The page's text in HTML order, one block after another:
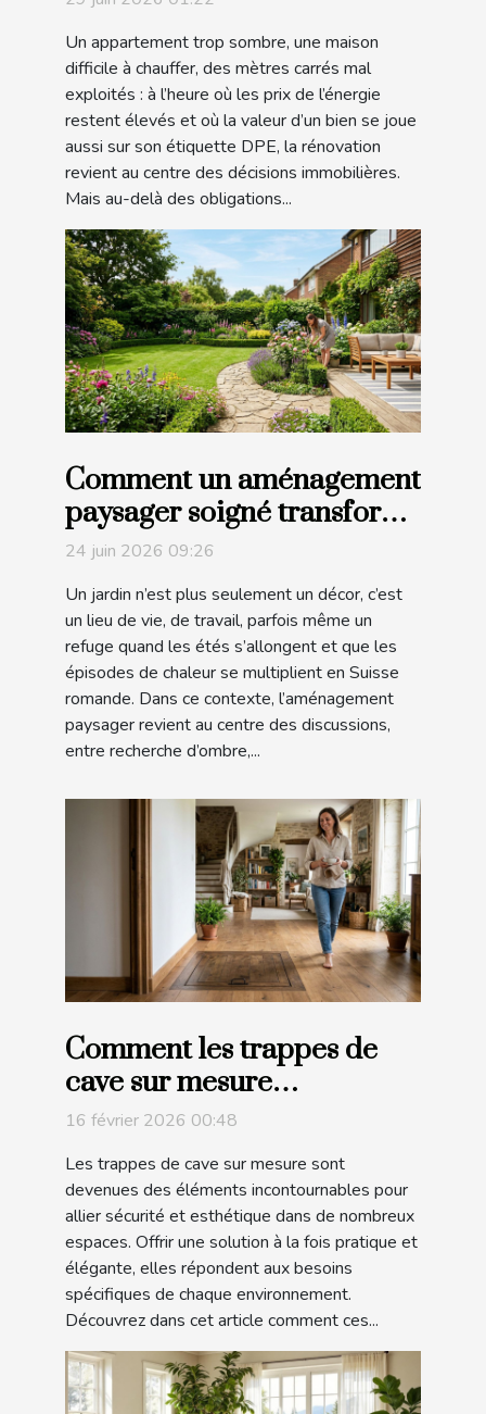
votre habitat
Un appartement trop sombre, une maison
difficile à chauffer, des mètres carrés mal
exploités : à l’heure où les prix de l’énergie
restent élevés et où la valeur d’un bien se joue
aussi sur son étiquette DPE, la rénovation
revient au centre des décisions immobilières.
Mais au-delà des obligations...
Comment un aménagement
paysager soigné transforme
l'expérience dans votre
jardin
24 juin 2026 09:26
Un jardin n’est plus seulement un décor, c’est
un lieu de vie, de travail, parfois même un
refuge quand les étés s’allongent et que les
épisodes de chaleur se multiplient en Suisse
romande. Dans ce contexte, l’aménagement
paysager revient au centre des discussions,
entre recherche d’ombre,...
Comment les trappes de
cave sur mesure
améliorent-elles la sécurité
et l’esthétique ?
16 février 2026 00:48
Les trappes de cave sur mesure sont
devenues des éléments incontournables pour
allier sécurité et esthétique dans de nombreux
espaces. Offrir une solution à la fois pratique et
élégante, elles répondent aux besoins
spécifiques de chaque environnement.
Découvrez dans cet article comment ces...